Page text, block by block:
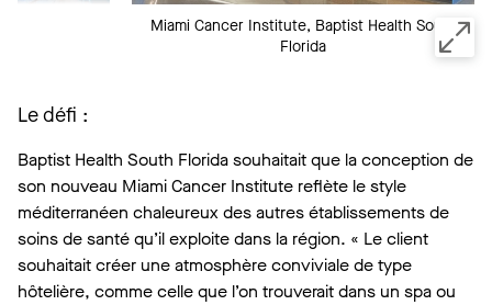
Miami Cancer Institute, Baptist Health South
Florida
Le défi :
Baptist Health South Florida souhaitait que la conception de
son nouveau Miami Cancer Institute reflète le style
méditerranéen chaleureux des autres établissements de
soins de santé qu’il exploite dans la région. « Le client
souhaitait créer une atmosphère conviviale de type
hôtelière, comme celle que l’on trouverait dans un spa ou